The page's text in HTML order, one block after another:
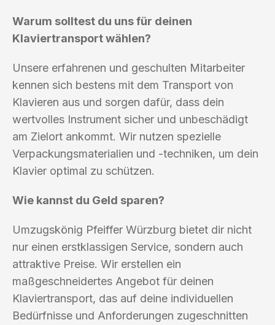
Warum solltest du uns für deinen
Klaviertransport wählen?
Unsere erfahrenen und geschulten Mitarbeiter
kennen sich bestens mit dem Transport von
Klavieren aus und sorgen dafür, dass dein
wertvolles Instrument sicher und unbeschädigt
am Zielort ankommt. Wir nutzen spezielle
Verpackungsmaterialien und -techniken, um dein
Klavier optimal zu schützen.
Wie kannst du Geld sparen?
Umzugskönig Pfeiffer Würzburg bietet dir nicht
nur einen erstklassigen Service, sondern auch
attraktive Preise. Wir erstellen ein
maßgeschneidertes Angebot für deinen
Klaviertransport, das auf deine individuellen
Bedürfnisse und Anforderungen zugeschnitten